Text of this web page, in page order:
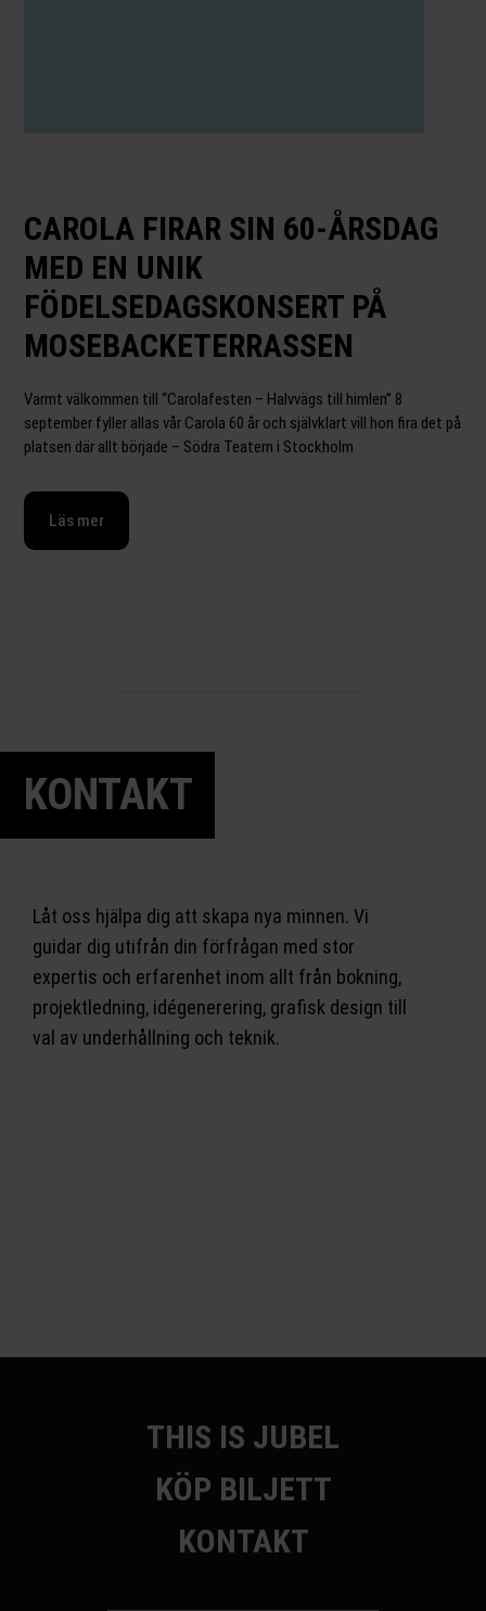
CAROLA FIRAR SIN 60-ÅRSDAG
MED EN UNIK
FÖDELSEDAGSKONSERT PÅ
MOSEBACKETERRASSEN
Varmt välkommen till “Carolafesten – Halvvägs till himlen” 8
september fyller allas vår Carola 60 år och självklart vill hon fira det på
platsen där allt började – Södra Teatern i Stockholm
Läs mer
KONTAKT
Låt oss hjälpa dig att skapa nya minnen. Vi
guidar dig utifrån din förfrågan med stor
expertis och erfarenhet inom allt från bokning,
projektledning, idégenerering, grafisk design till
val av underhållning och teknik.
THIS IS JUBEL
KÖP BILJETT
KONTAKT